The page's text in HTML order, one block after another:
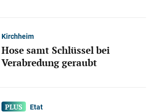
Kirchheim
Hose samt Schlüssel bei
Verabredung geraubt
Etat